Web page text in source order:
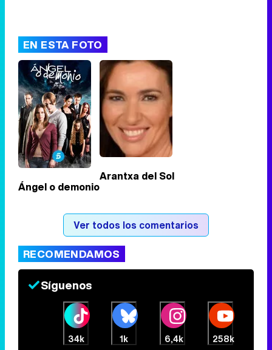
EN ESTA FOTO
Ángel o demonio
Arantxa del Sol
Ver todos los comentarios
RECOMENDAMOS
Síguenos
34k 1k 6,4k 258k